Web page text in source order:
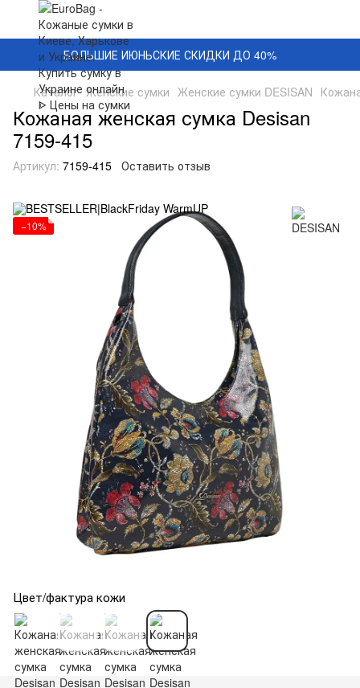
БОЛЬШИЕ ИЮНЬСКИЕ СКИДКИ ДО 40%
Каталог Женские сумки Женские сумки DESISAN
Кожаная женская сумка Desisan
7159-415
Артикул: 7159-415 Оставить отзыв
−10%
Цвет/фактура кожи